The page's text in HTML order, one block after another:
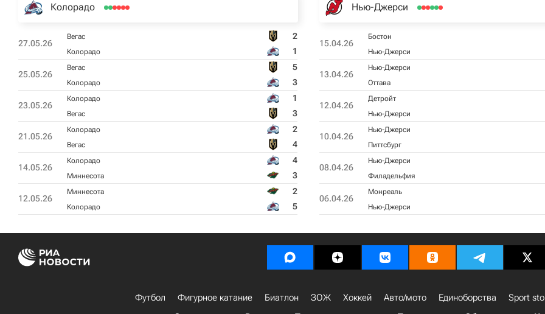
Колорадо
27.05.26
Вегас 2
Колорадо 1
25.05.26
Вегас 5
Колорадо 3
23.05.26
Колорадо 1
Вегас 3
21.05.26
Колорадо 2
Вегас 4
14.05.26
Колорадо 4
Миннесота 3
12.05.26
Миннесота 2
Колорадо 5
Нью-Джерси
15.04.26
Бостон
Нью-Джерси
13.04.26
Нью-Джерси
Оттава
12.04.26
Детройт
Нью-Джерси
10.04.26
Нью-Джерси
Питтсбург
08.04.26
Нью-Джерси
Филадельфия
06.04.26
Монреаль
Нью-Джерси
Футбол Фигурное катание Биатлон ЗОЖ Хоккей Авто/мото Единоборства
Sport